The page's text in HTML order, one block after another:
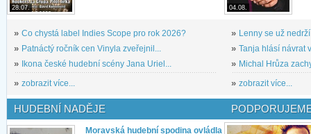
28.07.
» Co chystá label Indies Scope pro rok 2026?
» Patnáctý ročník cen Vinyla zveřejnil...
» Ikona české hudební scény Jana Uriel...
» zobrazit více...
04.08.
» Lenny se už
» Tanja hlásí návrat
» Michal Hrůza
» zobrazit více...
HUDEBNÍ NADĚJE
Moravská hudební spodina ovládla